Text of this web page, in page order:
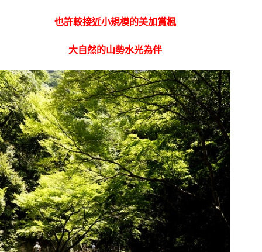
也許較接近小規模的美加賞楓
大自然的山勢水光為伴